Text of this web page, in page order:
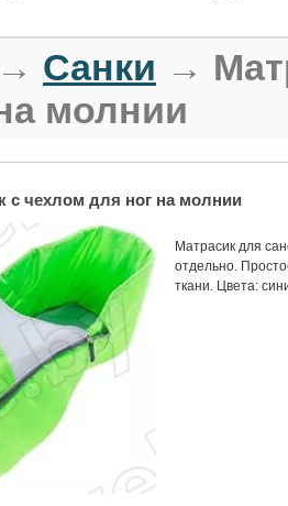
→ Санки →
молнии
с чехлом для ног на молнии
Матрасик для
отдельно.
ткани. Цвета: